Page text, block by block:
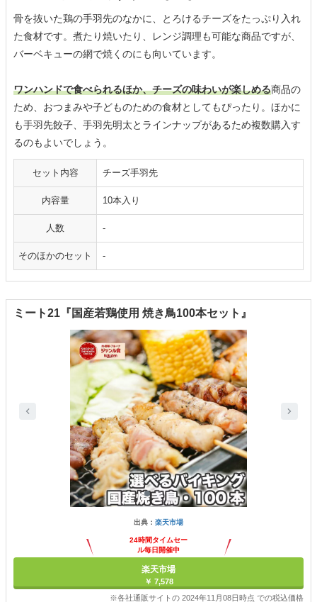
骨を抜いた鶏の手羽先のなかに、とろけるチーズをたっぷり入れ
た食材です。煮たり焼いたり、レンジ調理も可能な商品ですが、
バーベキューの網で焼くのにも向いています。
ワンハンドで食べられるほか、チーズの味わいが楽しめる商品の
ため、おつまみや子どものための食材としてもぴったり。ほかに
も手羽先餃子、手羽先明太とラインナップがあるため複数購入す
るのもよいでしょう。
セット内容 チーズ手羽先
内容量 10本入り
人数 -
そのほかのセット -
ミート21『国産若鶏使用 焼き鳥100本セット』
出典： 楽天市場
24時間タイムセー
ル毎日開催中
楽天市場
￥ 7,578
※各社通販サイトの 2024年11月08日時点 での税込価格